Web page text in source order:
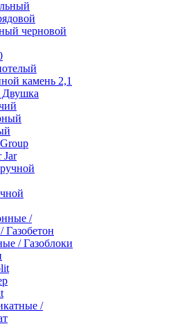
черновой
камень 2,1
Jar
/ Газоблоки